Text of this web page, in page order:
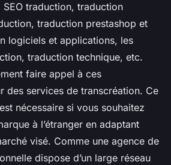
traduction, traduction
traduction prestashop et
logiciels et applications, les
traduction technique, etc.
faire appel à ces
des services de transcréation. Ce
nécessaire si vous souhaitez
à l’étranger en adaptant
visé. Comme une agence de
dispose d’un large réseau